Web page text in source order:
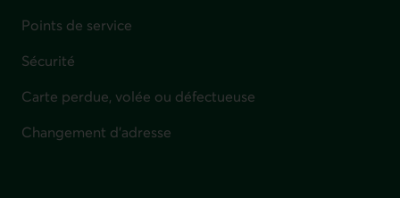
Points de service
Sécurité
Carte perdue, volée ou défectueuse
Changement d'adresse